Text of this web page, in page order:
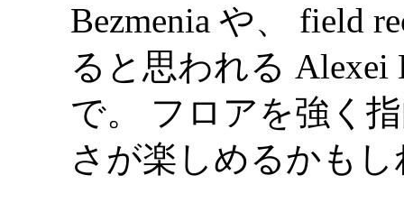
Bezmenia や、 field
ると思われる Alexei
で。 フロアを強く
さが楽しめるかも